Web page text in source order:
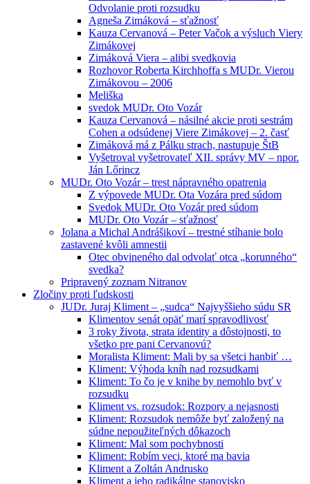
Odvolanie proti rozsudku
Agneša Zimáková – sťažnosť
Kauza Cervanová – Peter Vačok a výsluch Viery
Zimákovej
Zimáková Viera – alibi svedkovia
Rozhovor Roberta Kirchhoffa s MUDr. Vierou
Zimákovou – 2006
Meliška
svedok MUDr. Oto Vozár
Kauza Cervanová – násilné akcie proti sestrám
Cohen a odsúdenej Viere Zimákovej – 2. časť
Zimáková má z Pálku strach, nastupuje ŠtB
Vyšetroval vyšetrovateľ XII. správy MV – npor.
Ján Lőrincz
MUDr. Oto Vozár – trest nápravného opatrenia
Z výpovede MUDr. Ota Vozára pred súdom
Svedok MUDr. Oto Vozár pred súdom
MUDr. Oto Vozár – sťažnosť
Jolana a Michal Andrášikoví – trestné stíhanie bolo
zastavené kvôli amnestii
Otec obvineného dal odvolať otca „korunného“
svedka?
Pripravený zoznam Nitranov
Zločiny proti ľudskosti
JUDr. Juraj Kliment – „sudca“ Najvyššieho súdu SR
Klimentov senát opäť marí spravodlivosť
3 roky života, strata identity a dôstojnosti, to
všetko pre pani Cervanovú?
Moralista Kliment: Mali by sa všetci hanbiť …
Kliment: Výhoda kníh nad rozsudkami
Kliment: To čo je v knihe by nemohlo byť v
rozsudku
Kliment vs. rozsudok: Rozpory a nejasnosti
Kliment: Rozsudok nemôže byť založený na
súdne nepoužiteľných dôkazoch
Kliment: Mal som pochybnosti
Kliment: Robím veci, ktoré ma bavia
Kliment a Zoltán Andrusko
Kliment a jeho radikálne stanovisko